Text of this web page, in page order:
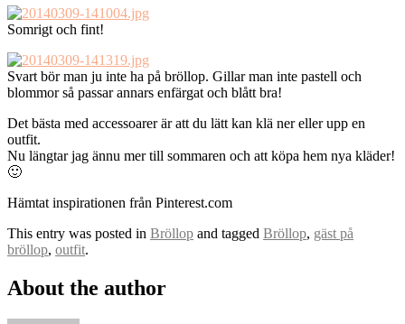
Somrigt och fint!
Svart bör man ju inte ha på bröllop. Gillar man inte pastell och
blommor så passar annars enfärgat och blått bra!
Det bästa med accessoarer är att du lätt kan klä ner eller upp en
outfit.
Nu längtar jag ännu mer till sommaren och att köpa hem nya kläder!
🙂
Hämtat inspirationen från Pinterest.com
This entry was posted in Bröllop and tagged Bröllop, gäst på
bröllop, outfit.
About the author